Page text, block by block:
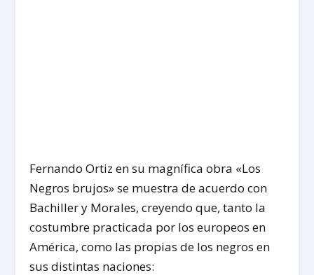
Fernando Ortiz en su magnífica obra «Los
Negros brujos» se muestra de acuerdo con
Bachiller y Morales, creyendo que, tanto la
costumbre practicada por los europeos en
América, como las propias de los negros en
sus distintas naciones: